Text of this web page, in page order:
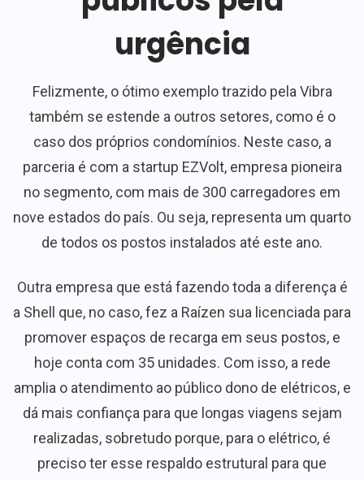
urgência
Felizmente, o ótimo exemplo trazido pela Vibra
também se estende a outros setores, como é o
caso dos próprios condomínios. Neste caso, a
parceria é com a startup EZVolt, empresa pioneira
no segmento, com mais de 300 carregadores em
nove estados do país. Ou seja, representa um quarto
de todos os postos instalados até este ano.
Outra empresa que está fazendo toda a diferença é
a Shell que, no caso, fez a Raízen sua licenciada para
promover espaços de recarga em seus postos, e
hoje conta com 35 unidades. Com isso, a rede
amplia o atendimento ao público dono de elétricos, e
dá mais confiança para que longas viagens sejam
realizadas, sobretudo porque, para o elétrico, é
preciso ter esse respaldo estrutural para que